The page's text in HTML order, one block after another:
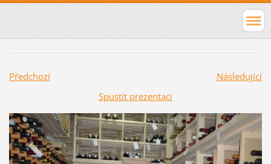
Předchozí
Následující
Spustit prezentaci